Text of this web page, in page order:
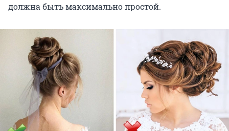
должна быть максимально простой.